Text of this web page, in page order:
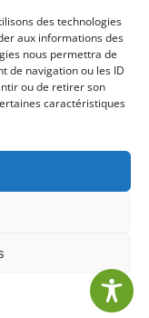
des technologies
aux informations des
nous permettra de
de navigation ou les ID
ou de retirer son
caractéristiques
proposé
de cookies